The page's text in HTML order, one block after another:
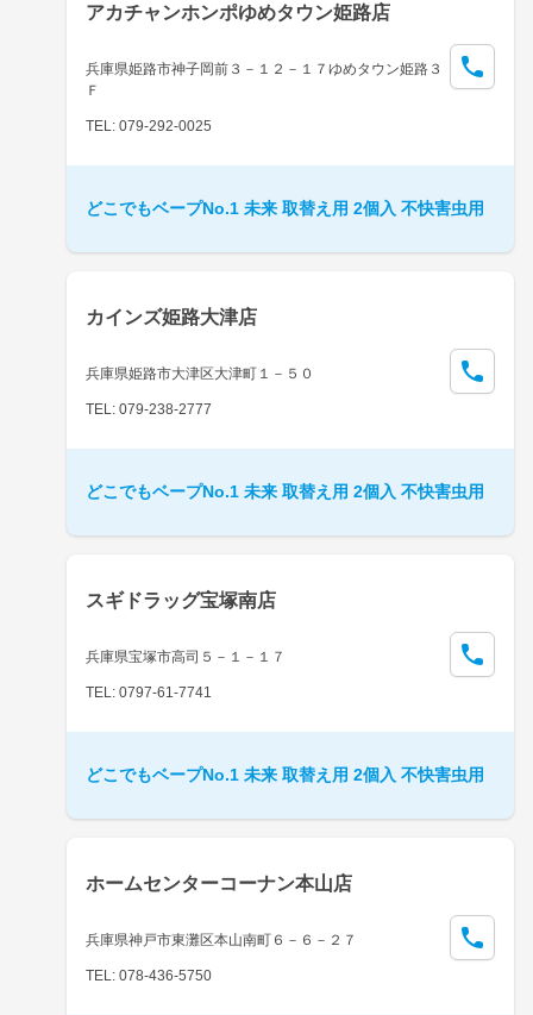
アカチャンホンポゆめタウン姫路店
兵庫県姫路市神子岡前３－１２－１７ゆめタウン姫路３
Ｆ
TEL: 079-292-0025
どこでもベープNo.1 未来 取替え用 2個入 不快害虫用
カインズ姫路大津店
兵庫県姫路市大津区大津町１－５０
TEL: 079-238-2777
どこでもベープNo.1 未来 取替え用 2個入 不快害虫用
スギドラッグ宝塚南店
兵庫県宝塚市高司５－１－１７
TEL: 0797-61-7741
どこでもベープNo.1 未来 取替え用 2個入 不快害虫用
ホームセンターコーナン本山店
兵庫県神戸市東灘区本山南町６－６－２７
TEL: 078-436-5750